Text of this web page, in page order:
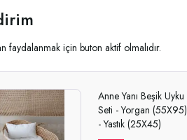
faydalanmak için buton aktif olmalıdır.
Anne Yanı Beşik Uyku
Seti - Yorgan (55X95)
- Yastık (25X45)